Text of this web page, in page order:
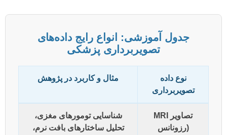
جدول آموزشی: انواع رایج داده‌های
تصویربرداری پزشکی
نوع داده
تصویربرداری
مثال و کاربرد در پژوهش
تصاویر MRI
(رزونانس
شناسایی تومورهای مغزی،
تحلیل ساختارهای بافت نرم،